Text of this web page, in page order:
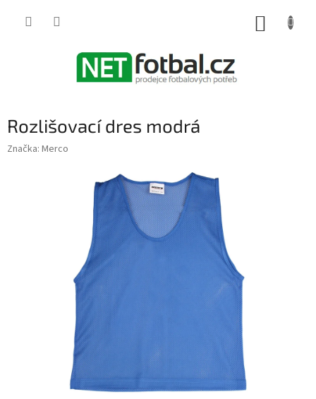
Rozlišovací dres modrá
Značka: Merco